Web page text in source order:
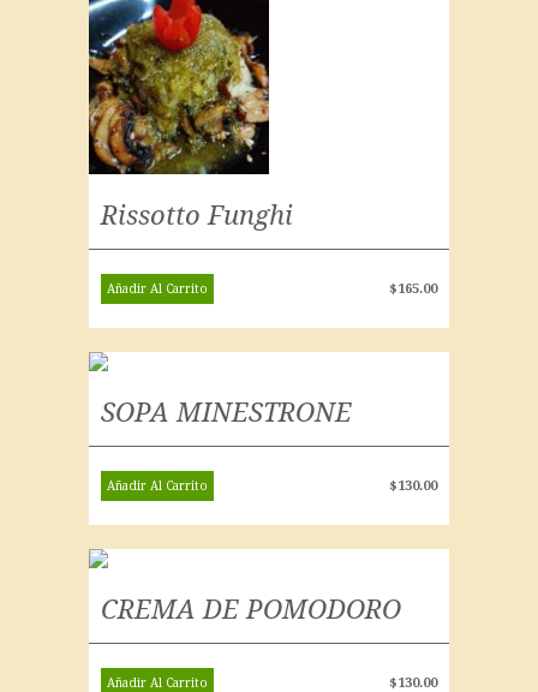
Rissotto Funghi
$165.00
Añadir Al Carrito
SOPA MINESTRONE
$130.00
Añadir Al Carrito
CREMA DE POMODORO
$130.00
Añadir Al Carrito